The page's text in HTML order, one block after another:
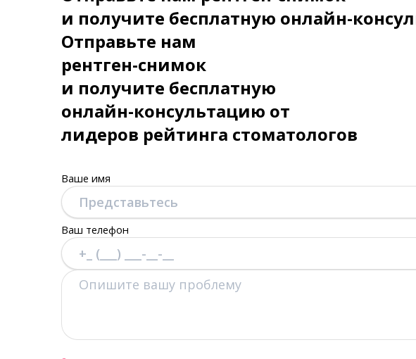
и получите бесплатную онлайн-
Отправьте нам
рентген-снимок
и получите бесплатную
онлайн-консультацию от
лидеров рейтинга стоматологов
Ваше имя
Ваш телефон